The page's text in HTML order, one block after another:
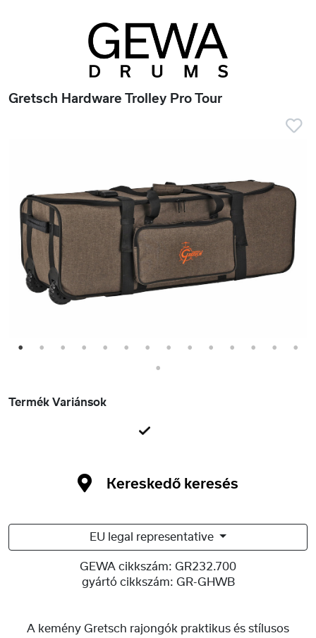
Gretsch Hardware Trolley Pro Tour
1 2 3 4 5 6 7 8 9 10 11 12 13
14
15
Termék Variánsok
Kereskedő keresés
EU legal representative
GEWA cikkszám: GR232.700
gyártó cikkszám: GR-GHWB
A kemény Gretsch rajongók praktikus és stílusos